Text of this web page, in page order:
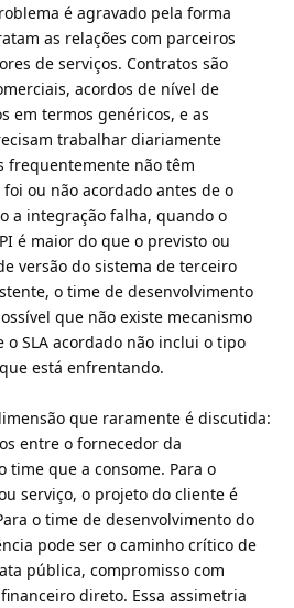
é agravado pela forma
as relações com parceiros
de serviços. Contratos são
acordos de nível de
em termos genéricos, e as
trabalhar diariamente
frequentemente não têm
ou não acordado antes de o
a integração falha, quando o
é maior do que o previsto ou
versão do sistema de terceiro
o time de desenvolvimento
que não existe mecanismo
o SLA acordado não inclui o tipo
está enfrentando.
que raramente é discutida:
entre o fornecedor da
time que a consome. Para o
serviço, o projeto do cliente é
o time de desenvolvimento do
pode ser o caminho crítico de
pública, compromisso com
direto. Essa assimetria